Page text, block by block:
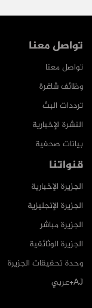
تواصل معنا
تواصل معنا
وظائف شاغرة
ترددات البث
النشرة الإخبارية
بيانات صحفية
قنواتنا
الجزيرة الإخبارية
الجزيرة الإنجليزية
الجزيرة مباشر
الجزيرة الوثائقية
وحدة تحقيقات الجزيرة
AJ+عربي